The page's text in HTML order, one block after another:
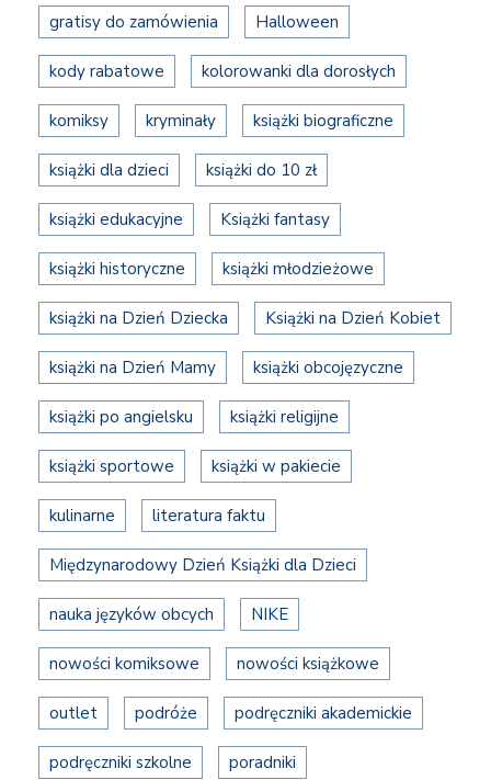
gratisy do zamówienia Halloween
kody rabatowe kolorowanki dla dorosłych
komiksy kryminały książki biograficzne
książki dla dzieci książki do 10 zł
książki edukacyjne Książki fantasy
książki historyczne książki młodzieżowe
książki na Dzień Dziecka Książki na Dzień Kobiet
książki na Dzień Mamy książki obcojęzyczne
książki po angielsku książki religijne
książki sportowe książki w pakiecie
kulinarne literatura faktu
Międzynarodowy Dzień Książki dla Dzieci
nauka języków obcych NIKE
nowości komiksowe nowości książkowe
outlet podróże podręczniki akademickie
podręczniki szkolne poradniki